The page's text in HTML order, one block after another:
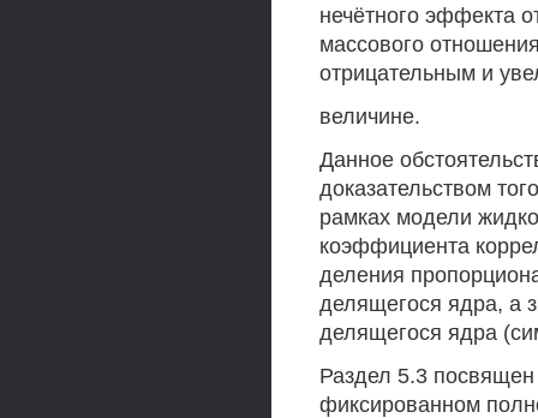
нечётного эффекта
массового
отрицательным и
величине.
Данное
доказательством
рамках модели
коэффициента
деления
делящегося ядра, а
делящегося ядра
Раздел 5.3
фиксированном